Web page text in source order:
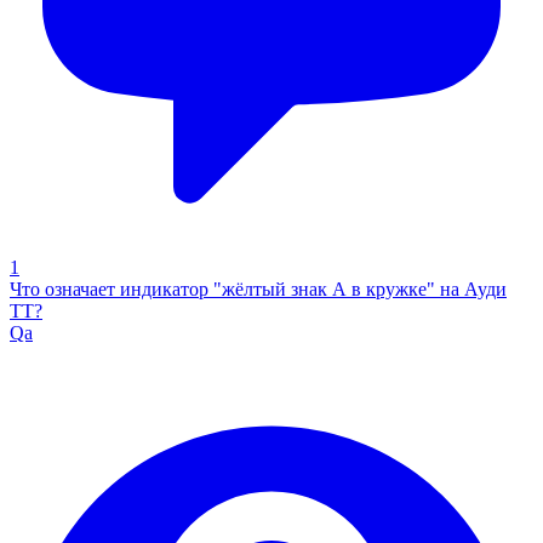
1
Что означает индикатор "жёлтый знак А в кружке" на Ауди
ТТ?
Qa